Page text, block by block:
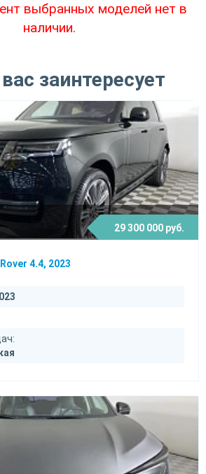
выбранных моделей нет в
наличии.
заинтересует
29 300 000 руб.
4.4, 2023